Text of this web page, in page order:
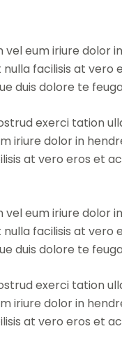
eum iriure dolor
facilisis at vero
duis dolore te
exerci tation
iriure dolor in
at vero eros et
eum iriure dolor
facilisis at vero
duis dolore te
exerci tation
iriure dolor in
at vero eros et